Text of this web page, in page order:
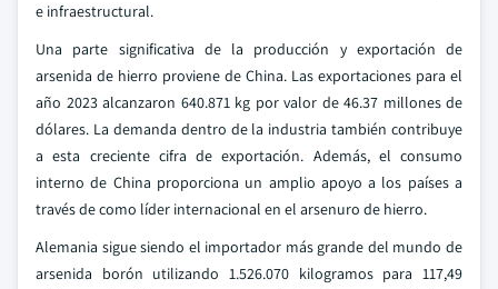
e infraestructural.
Una parte significativa de la producción y exportación de
arsenida de hierro proviene de China. Las exportaciones para el
año 2023 alcanzaron 640.871 kg por valor de 46.37 millones de
dólares. La demanda dentro de la industria también contribuye
a esta creciente cifra de exportación. Además, el consumo
interno de China proporciona un amplio apoyo a los países a
través de como líder internacional en el arsenuro de hierro.
Alemania sigue siendo el importador más grande del mundo de
arsenida borón utilizando 1.526.070 kilogramos para 117,49